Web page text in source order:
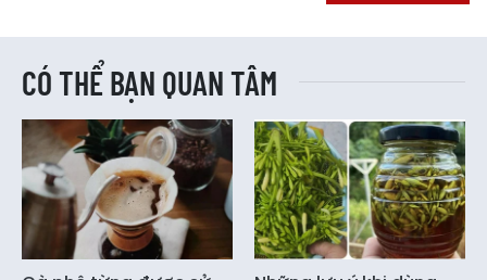
CÓ THỂ BẠN QUAN TÂM